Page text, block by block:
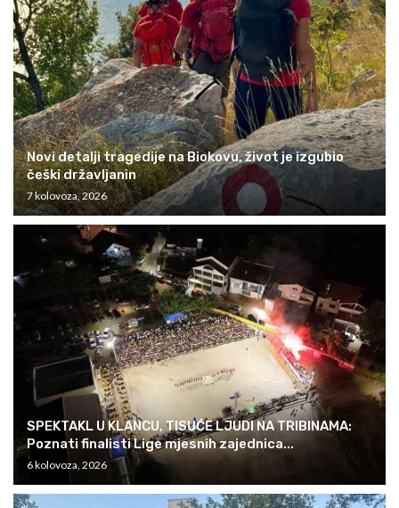
Novi detalji tragedije na Biokovu, život je izgubio
češki državljanin
7 kolovoza, 2026
SPEKTAKL U KLANCU, TISUĆE LJUDI NA TRIBINAMA:
Poznati finalisti Lige mjesnih zajednica...
6 kolovoza, 2026